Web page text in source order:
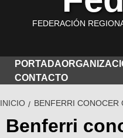
FEDERACIÓN
PORTADA
CONTACTO
INICIO BENFERRI CONOCER
Benferri